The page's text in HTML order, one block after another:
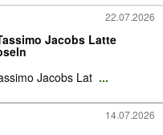
22.07.2026
Jacobs Latte
Jacobs Lat ...
14.07.2026